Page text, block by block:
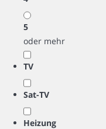
5
oder mehr
TV
Sat-TV
Heizung